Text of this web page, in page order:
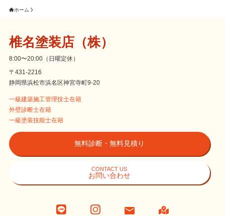
ホーム
椎名塗装店（株）
8:00〜20:00（日曜定休）
〒431-2216
静岡県浜松市浜名区神宮寺町9-20
一級建築施工管理技士在籍
外壁診断士在籍
一級塗装技能士在籍
無料診断・無料見積り
CONTACT US
お問い合わせ